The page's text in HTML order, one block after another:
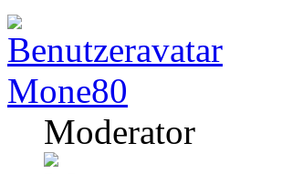
Mone80
Moderator